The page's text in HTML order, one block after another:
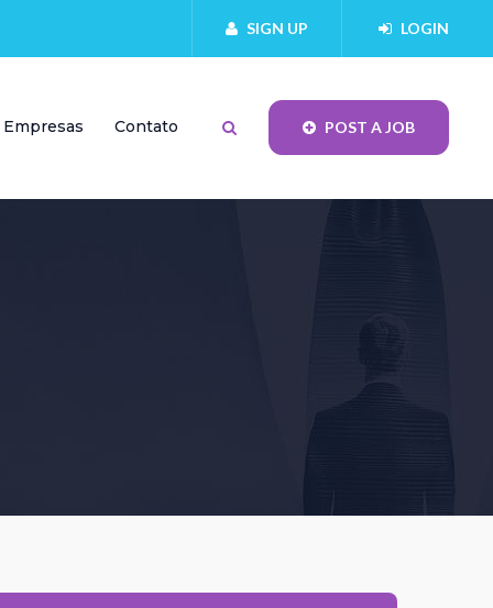
SIGN UP LOGIN
Empresas Contato POST A JOB